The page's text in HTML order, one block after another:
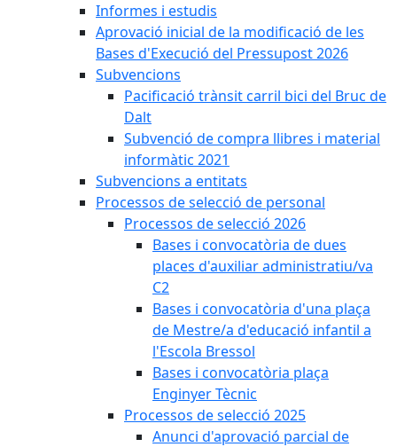
Informes i estudis
Aprovació inicial de la modificació de les
Bases d'Execució del Pressupost 2026
Subvencions
Pacificació trànsit carril bici del Bruc de
Dalt
Subvenció de compra llibres i material
informàtic 2021
Subvencions a entitats
Processos de selecció de personal
Processos de selecció 2026
Bases i convocatòria de dues
places d'auxiliar administratiu/va
C2
Bases i convocatòria d'una plaça
de Mestre/a d'educació infantil a
l'Escola Bressol
Bases i convocatòria plaça
Enginyer Tècnic
Processos de selecció 2025
Anunci d'aprovació parcial de